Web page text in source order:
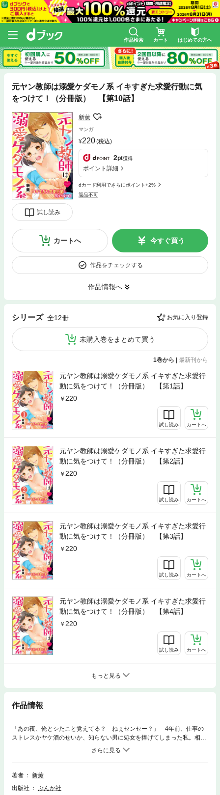
作品検索 カート はじめての方へ
元ヤン教師は溺愛ケダモノ系 イキすぎた求愛行動に気
をつけて！（分冊版） 【第10話】
試し読み
新薫
マンガ
220(税込)
2pt獲得
ポイント詳細
dカード利用でさらにポイント+2%
返品不可
カートへ 今すぐ買う
作品をチェックする
作品情報へ
シリーズ 全12冊 お気に入り登録
未購入巻をまとめて買う
1巻から | 最新刊から
元ヤン教師は溺愛ケダモノ系 イキすぎた求愛行
動に気をつけて！（分冊版） 【第1話】
220
試し読み カートへ
元ヤン教師は溺愛ケダモノ系 イキすぎた求愛行
動に気をつけて！（分冊版） 【第2話】
220
試し読み カートへ
元ヤン教師は溺愛ケダモノ系 イキすぎた求愛行
動に気をつけて！（分冊版） 【第3話】
220
試し読み カートへ
元ヤン教師は溺愛ケダモノ系 イキすぎた求愛行
動に気をつけて！（分冊版） 【第4話】
220
試し読み カートへ
もっと見る
作品情報
「あの夜、俺とシたこと覚えてる？ ねぇセンセー？」 4年前、仕事の
ストレスかヤケ酒のせいか、知らない男に処女を捧げてしまった私。相手
の顔は思い出せないけど肌のぬくもりや快感だけは鮮明に覚えてい
て……。そして、4年後の現在、その夜の相手として名乗り出たのはなん
と今は職場の同僚で元ヤンの教え子だった!? 私のおかげで改心して教師
になったという彼は、あの夜の関係をネタに体を迫ってきて――…。元ヤ
中）、すれ違い爆走ラブコメディー!! ※この作品は「禁断Lovers Vol.10
著者
新薫
出版社
ぶんか社